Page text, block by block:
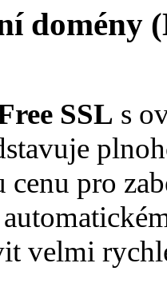
domény
SSL s
pro
velmi